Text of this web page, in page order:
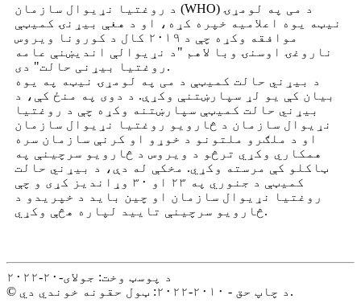
د روغتیا نړیوال سازمان (WHO) د می په لومړۍ
نیټه یوه اعلامیه خپره کړه، او د هغې بیړنۍ کمیټې
موافقه وکړه چې د ۲۰۱۹ کال د کورونا ویروس
ناروغۍ اوسنۍ وبا لاهم "د نړیوالې اندیښنې عامه
روغتیا بیړنی حالت" دی.
د بیړني حالت کمیټې د می په لومړۍ نیټه په یوه
بیان کې یو لړ سپارښتنې وکړې. د دوی په منځ کې، د
بیړني حالت کمیټې سپارښتنه وکړه چې د روغتیا
نړیوال سازمان د څارویو روغتیا نړیوال سازمان
او د ملګرو ملتونو د خوړو او کرنې سازمان سره
همکاري وکړي ترڅو د ویروس د څارویو سرچینې په
ټاکلو کې مرسته وکړي. مخکې له دې، د بیړني حالت
کمیټې د جنوري په ۲۳ او ۳۰ وړاندیز کړی و چې
روغتیا نړیوال سازمان او چین باید د خپریدو د
څارویو سرچینې تایید لپاره هڅې وکړي.
د پوسټ وخت: جولای-۲۰-۲۰۲۲
© د چاپ حق - ۲۰۱۰-۲۰۲۲: ټول حقونه خوندي دي.